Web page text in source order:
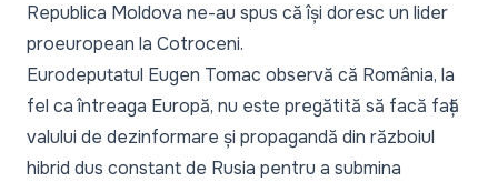
Republica Moldova ne-au spus că își doresc un lider
proeuropean la Cotroceni.
Eurodeputatul Eugen Tomac observă că România, la
fel ca întreaga Europă, nu este pregătită să facă față
valului de dezinformare și propagandă din războiul
hibrid dus constant de Rusia pentru a submina